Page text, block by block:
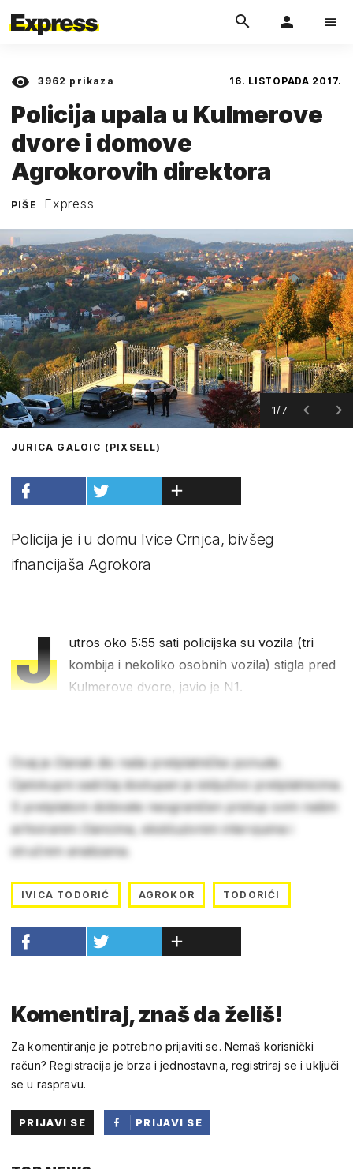
3962 prikaza 16. LISTOPADA 2017.
Policija upala u Kulmerove
dvore i domove
Agrokorovih direktora
PIŠE Express
1/7
JURICA GALOIC (PIXSELL)
Policija je i u domu Ivice Crnjca, bivšeg
ifnancijaša Agrokora
J
utros oko 5:55 sati policijska su vozila (tri
kombija i nekoliko osobnih vozila) stigla pred
Kulmerove dvore, javio je N1.
Ovaj je članak dio naše pretplatničke ponude.
Cjelokupni sadržaj dostupan je isključivo pretplatnicima.
S pretplatom dobivate neograničen pristup svim našim
arhiviranim člancima, ekskluzivnim intervjuima i
stručnim analizama.
IVICA TODORIĆ AGROKOR TODORIĆI
Komentiraj, znaš da želiš!
Za komentiranje je potrebno prijaviti se. Nemaš korisnički
račun? Registracija je brza i jednostavna, registriraj se i uključi
se u raspravu.
PRIJAVI SE
PRIJAVI SE